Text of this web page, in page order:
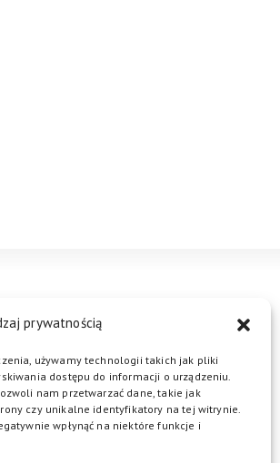
prywatnością
używamy technologii takich jak pliki
dostępu do informacji o urządzeniu.
nam przetwarzać dane, takie jak
czy unikalne identyfikatory na tej witrynie.
wpłynąć na niektóre funkcje i